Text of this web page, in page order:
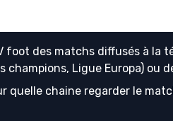
foot des matchs diffusés à la
Ligue Europa) ou
quelle chaine regarder le